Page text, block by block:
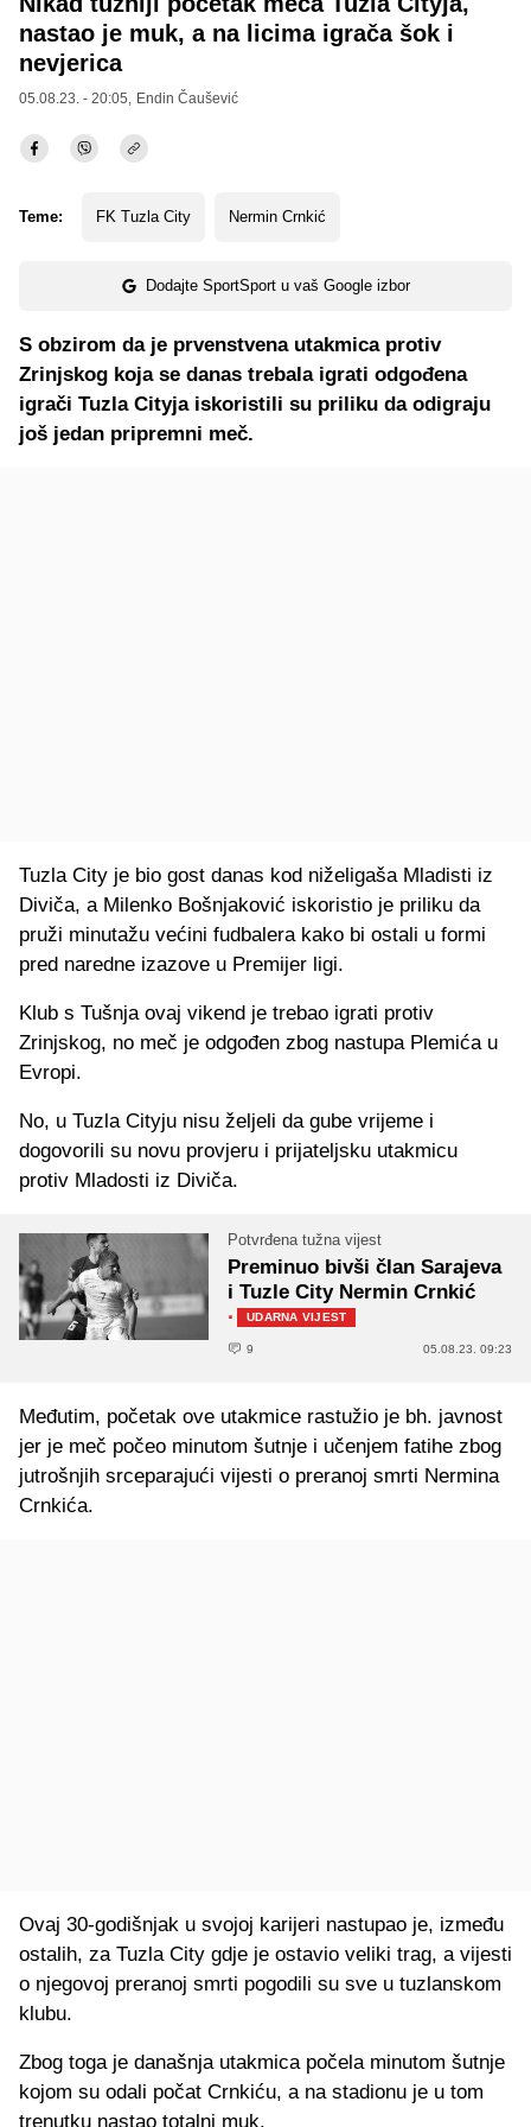
nastao je muk, a na licima igrača šok i
nevjerica
05.08.23. - 20:05, Endin Čaušević
Teme: FK Tuzla City Nermin Crnkić
Dodajte SportSport u vaš Google izbor
S obzirom da je prvenstvena utakmica protiv
Zrinjskog koja se danas trebala igrati odgođena
igrači Tuzla Cityja iskoristili su priliku da odigraju
još jedan pripremni meč.
Tuzla City je bio gost danas kod niželigaša Mladisti iz
Diviča, a Milenko Bošnjaković iskoristio je priliku da
pruži minutažu većini fudbalera kako bi ostali u formi
pred naredne izazove u Premijer ligi.
Klub s Tušnja ovaj vikend je trebao igrati protiv
Zrinjskog, no meč je odgođen zbog nastupa Plemića u
Evropi.
No, u Tuzla Cityju nisu željeli da gube vrijeme i
dogovorili su novu provjeru i prijateljsku utakmicu
protiv Mladosti iz Diviča.
Potvrđena tužna vijest
Preminuo bivši član Sarajeva
i Tuzle City Nermin Crnkić
· UDARNA VIJEST
9 05.08.23. 09:23
Međutim, početak ove utakmice rastužio je bh. javnost
jer je meč počeo minutom šutnje i učenjem fatihe zbog
jutrošnjih srceparajući vijesti o preranoj smrti Nermina
Crnkića.
Ovaj 30-godišnjak u svojoj karijeri nastupao je, između
ostalih, za Tuzla City gdje je ostavio veliki trag, a vijesti
o njegovoj preranoj smrti pogodili su sve u tuzlanskom
klubu.
Zbog toga je današnja utakmica počela minutom šutnje
kojom su odali počat Crnkiću, a na stadionu je u tom
trenutku nastao totalni muk.